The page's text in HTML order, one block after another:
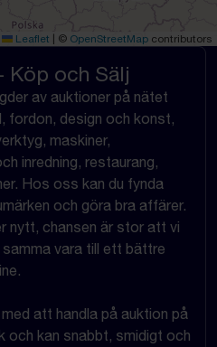
Leaflet © OpenStreetMap contributors
Köp och Sälj
av auktioner på nätet
fordon, design och konst,
maskiner,
inredning, restaurang,
Hos oss kan du fynda
och göra bra affärer.
nytt, chansen är stor att vi
vara till ett bättre
att handla på auktion på
och kan snabbt, smidigt och